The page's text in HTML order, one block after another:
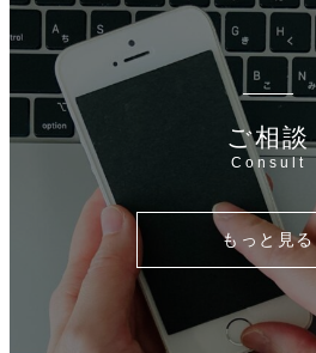
ご相談
Consult
もっと見る